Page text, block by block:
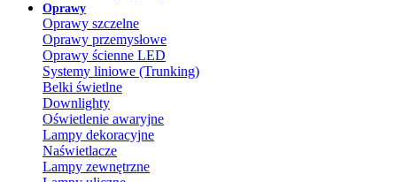
Oprawy
Oprawy szczelne
Oprawy przemysłowe
Oprawy ścienne LED
Systemy liniowe (Trunking)
Belki świetlne
Downlighty
Oświetlenie awaryjne
Lampy dekoracyjne
Naświetlacze
Lampy zewnętrzne